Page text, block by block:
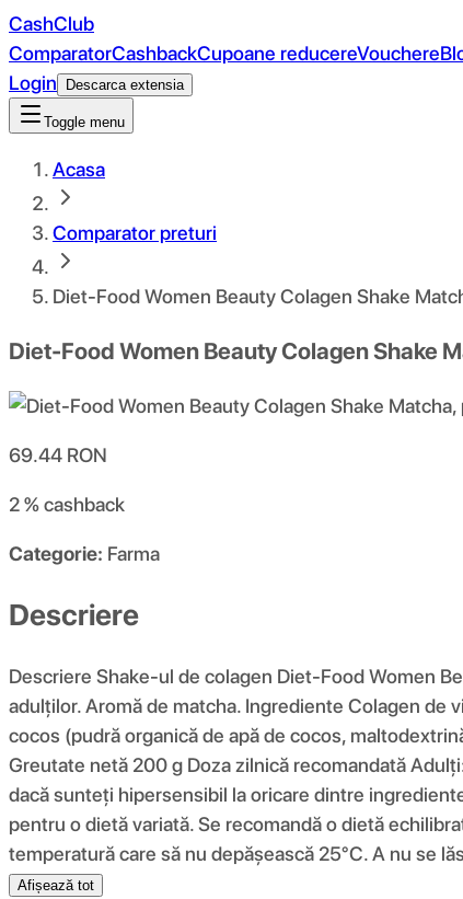
CashClub
ComparatorCashbackCupoane reducereVouchere
Login
Descarca extensia
Toggle menu
Acasa
Comparator preturi
Diet-Food Women Beauty Colagen Shake
Diet-Food Women Beauty Colagen Shake
69.44 RON
2 %cashback
Categorie: Farma
Descriere
Descriere Shake-ul de colagen Diet-Food Women
adulților. Aromă de matcha. Ingrediente Colagen de
cocos (pudră organică de apă de cocos,
Greutate netă 200 g Doza zilnică recomandată
dacă sunteți hipersensibil la oricare dintre
pentru o dietă variată. Se recomandă o dietă
temperatură care să nu depășească 25°C. A nu se
Afișează tot